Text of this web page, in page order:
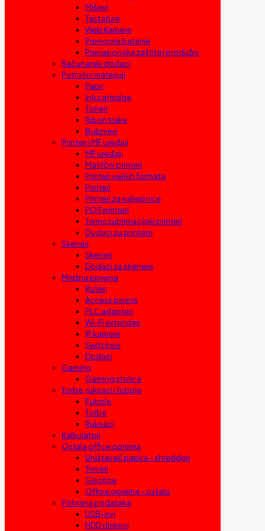
Miševi
Tastature
Web Kamere
Prenosne baterije
Prenaponska zaštita i produžni
Računarski dodaci
Potrošni materijal
Papir
Ink cartridge
Toneri
Ribon trake
Bubnjevi
Printeri i MF uređaji
MF uređaji
Matrični printeri
Printeri velikih formata
Printeri
Printeri za naljepnice
POS printeri
Termosublimacijski printeri
Dodaci za printere
Skeneri
Skeneri
Dodaci za skenere
Mrežna oprema
Ruteri
Access points
PLC adapteri
Wi-Fi extenderi
IP kamere
Switchevi
Dodaci
Gaming
Gaming stolice
Torbe, ruksaci i futrole
Futrole
Torbe
Ruksaci
Kalkulatori
Ostala office oprema
Uništavač papira – shredderi
Trimeri
Giljotine
Office oprema – ostalo
Pohrana podataka
USB-ovi
HDD diskovi